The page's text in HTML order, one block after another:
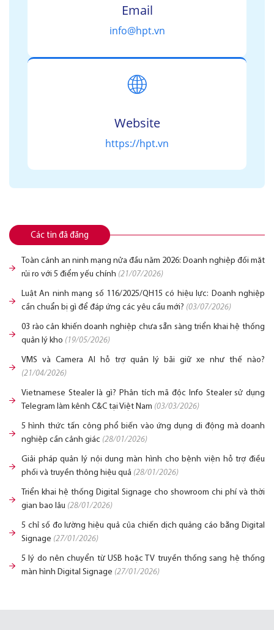
Email
info@hpt.vn
🌐
Website
https://hpt.vn
Các tin đã đăng
Toàn cảnh an ninh mạng nửa đầu năm 2026: Doanh nghiệp đối mặt
rủi ro với 5 điểm yếu chính (21/07/2026)
Luật An ninh mạng số 116/2025/QH15 có hiệu lực: Doanh nghiệp
cần chuẩn bị gì để đáp ứng các yêu cầu mới? (03/07/2026)
03 rào cản khiến doanh nghiệp chưa sẵn sàng triển khai hệ thống
quản lý kho (19/05/2026)
VMS và Camera AI hỗ trợ quản lý bãi giữ xe như thế nào?
(21/04/2026)
Vietnamese Stealer là gì? Phân tích mã độc Info Stealer sử dụng
Telegram làm kênh C&C tại Việt Nam (03/03/2026)
5 hình thức tấn công phổ biến vào ứng dụng di động mà doanh
nghiệp cần cảnh giác (28/01/2026)
Giải pháp quản lý nội dung màn hình cho bệnh viện hỗ trợ điều
phối và truyền thông hiệu quả (28/01/2026)
Triển khai hệ thống Digital Signage cho showroom chi phí và thời
gian bao lâu (28/01/2026)
5 chỉ số đo lường hiệu quả của chiến dịch quảng cáo bằng Digital
Signage (27/01/2026)
5 lý do nên chuyển từ USB hoặc TV truyền thống sang hệ thống
màn hình Digital Signage (27/01/2026)